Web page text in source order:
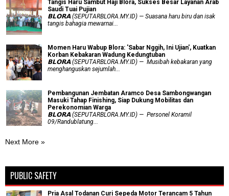
Tangis Haru Sambut Haji Blora, Sukses Besar Layanan Arab
Saudi Tuai Pujian
𝗕𝗟𝗢𝗥𝗔 (SEPUTARBLORA.MY.ID) — Suasana haru biru dan isak
tangis bahagia mewarnai...
Momen Haru Wabup Blora: ​'Sabar Nggih, Ini Ujian', Kuatkan
Korban Kebakaran Wadung Kedungtuban
𝗕𝗟𝗢𝗥𝗔 (SEPUTARBLORA.MY.ID) — Musibah kebakaran yang
menghanguskan sejumlah...
Pembangunan Jembatan Aramco Desa Sambongwangan
Masuki Tahap Finishing, Siap Dukung Mobilitas dan
Perekonomian Warga
𝗕𝗟𝗢𝗥𝗔 (SEPUTARBLORA.MY.ID) — Personel Koramil
09/Randublatung...
Next More »
PUBLIC SAFETY
Pria Asal Todanan Curi Sepeda Motor Terancam 5 Tahun